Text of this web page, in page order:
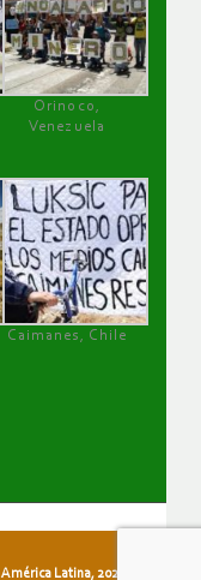
Orinoco,
Venezuela
Caimanes, Chile
Latina, 2026